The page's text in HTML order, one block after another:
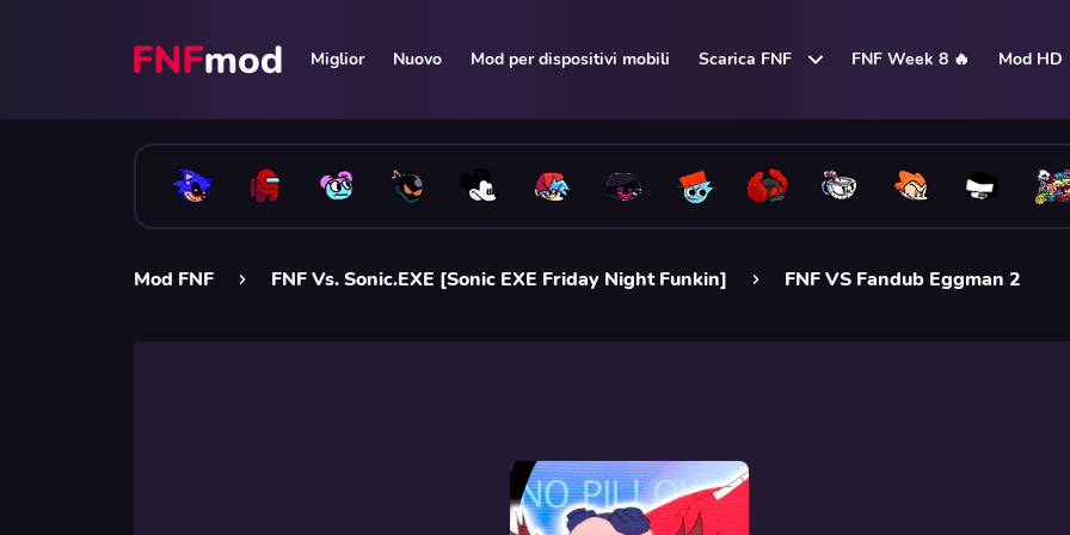
Miglior Nuovo Mod per dispositivi mobili Scarica FNF FNF Week 8 🔥 Mod HD
Mod FNF FNF Vs. Sonic.EXE [Sonic EXE Friday Night Funkin] FNF VS Fandub Eggman 2